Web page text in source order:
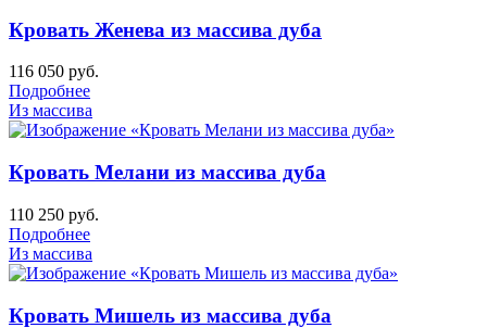
Кровать Женева из массива дуба
116 050 руб.
Подробнее
Из массива
Кровать Мелани из массива дуба
110 250 руб.
Подробнее
Из массива
Кровать Мишель из массива дуба